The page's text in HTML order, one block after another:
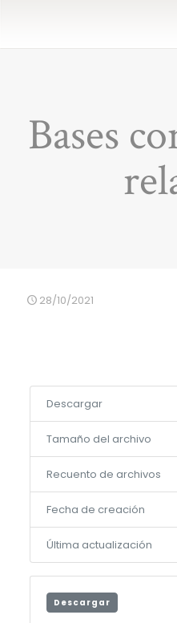
Bases
28/10/2021
Descargar
Tamaño del archivo
Recuento de archivos
Fecha de creación
Última actualización
Descargar